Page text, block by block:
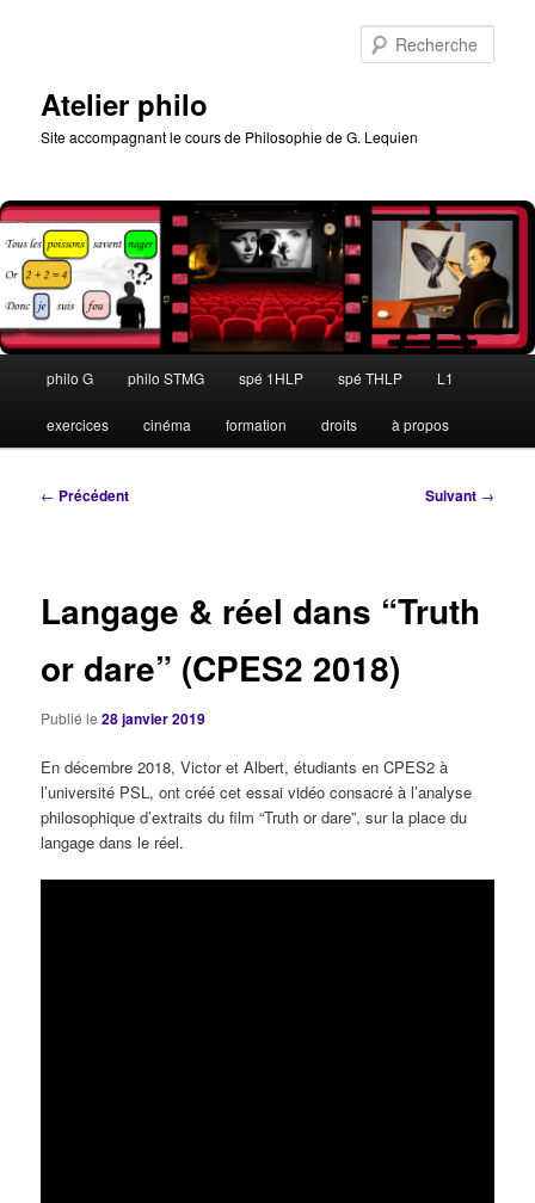
Atelier philo
Site accompagnant le cours de Philosophie de G. Lequien
principal
philo G philo STMG spé 1HLP spé THLP L1
exercices cinéma formation droits à propos
Navigation
← Précédent Suivant →
Langage & réel dans “Truth
or dare” (CPES2 2018)
Publié le28 janvier 2019
En décembre 2018, Victor et Albert, étudiants en CPES2 à
l’université PSL, ont créé cet essai vidéo consacré à l’analyse
philosophique d’extraits du film “Truth or dare”, sur la place du
langage dans le réel.